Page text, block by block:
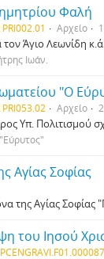
Φαλή
Αρχείο
τον Άγιο Λεωνίδη
Ιωάν.
"Ο
PRI053.02 Αρχείο
Υπ. Πολιτισμού
Αγίας Σοφίας
της Αγίας
του Ιησού